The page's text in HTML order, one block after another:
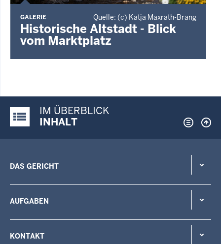
Quelle: (c) Katja Maxrath-Brang
GALERIE
Historische Altstadt - Blick
vom Marktplatz
Justiz-Portal im Überblick:
IM ÜBERBLICK
INHALT
DAS GERICHT
AUFGABEN
KONTAKT